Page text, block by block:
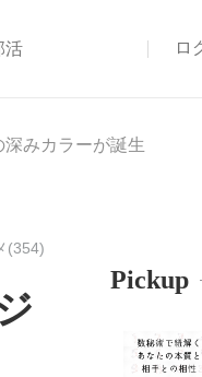
活 ロ
みカラーが誕生
(354)
Pickup